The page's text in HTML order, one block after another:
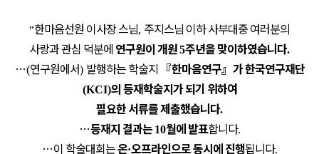
“한마음선원 이사장 스님, 주지스님 이하 사부대중 여러분의
사랑과 관심 덕분에 연구원이 개원5주년을 맞이하였습니다.
…(연구원에서) 발행하는 학술지 『한마음연구』 가 한국연구재단
(KCI)의 등재학술지가 되기 위하여
필요한 서류를 제출했습니다.
…등재지 결과는 10월에 발표합니다.
…이 학술대회는온·오프라인으로 동시에 진행됩니다.